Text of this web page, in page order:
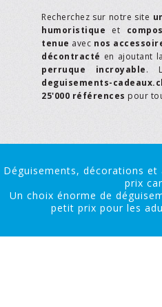
Recherchez sur notre site
humoristique et
tenue avec nos
décontracté en ajoutant
perruque incroyable.
deguisements-
25'000 références pour
Déguisements, décorations
prix
Un choix énorme de
petit prix pour les